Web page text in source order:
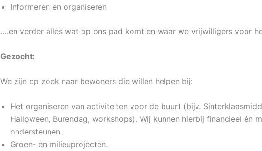
Informeren en organiseren
….en verder alles wat op ons pad komt en waar we vrijwilligers voor
Gezocht:
We zijn op zoek naar bewoners die willen helpen bij:
Het organiseren van activiteiten voor de buurt (bijv.
Halloween, Burendag, workshops). Wij kunnen hierbij financieel én
ondersteunen.
Groen- en milieuprojecten.